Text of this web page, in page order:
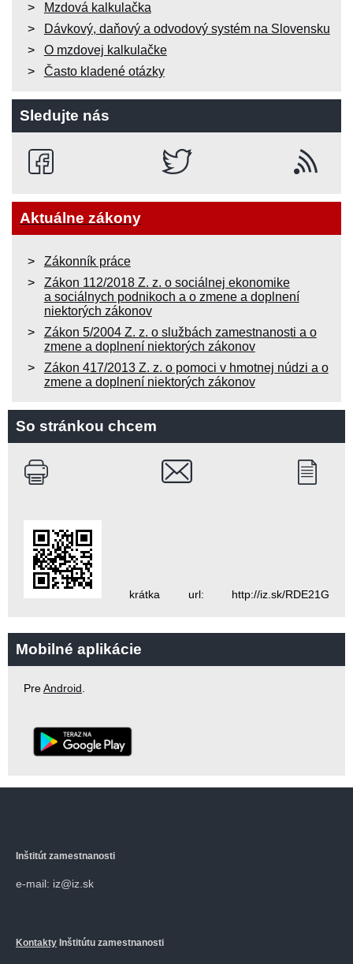
Mzdová kalkulačka
Dávkový, daňový a odvodový systém na Slovensku
O mzdovej kalkulačke
Často kladené otázky
Sledujte nás
Aktuálne zákony
Zákonník práce
Zákon 112/2018 Z. z. o sociálnej ekonomike
a sociálnych podnikoch a o zmene a doplnení
niektorých zákonov
Zákon 5/2004 Z. z. o službách zamestnanosti a o
zmene a doplnení niektorých zákonov
Zákon 417/2013 Z. z. o pomoci v hmotnej núdzi a o
zmene a doplnení niektorých zákonov
So stránkou chcem
krátka url: http://iz.sk/RDE21G
Mobilné aplikácie
PreAndroid.
Inštitút zamestnanosti
e-mail: iz@iz.sk
Kontakty Inštitútu zamestnanosti